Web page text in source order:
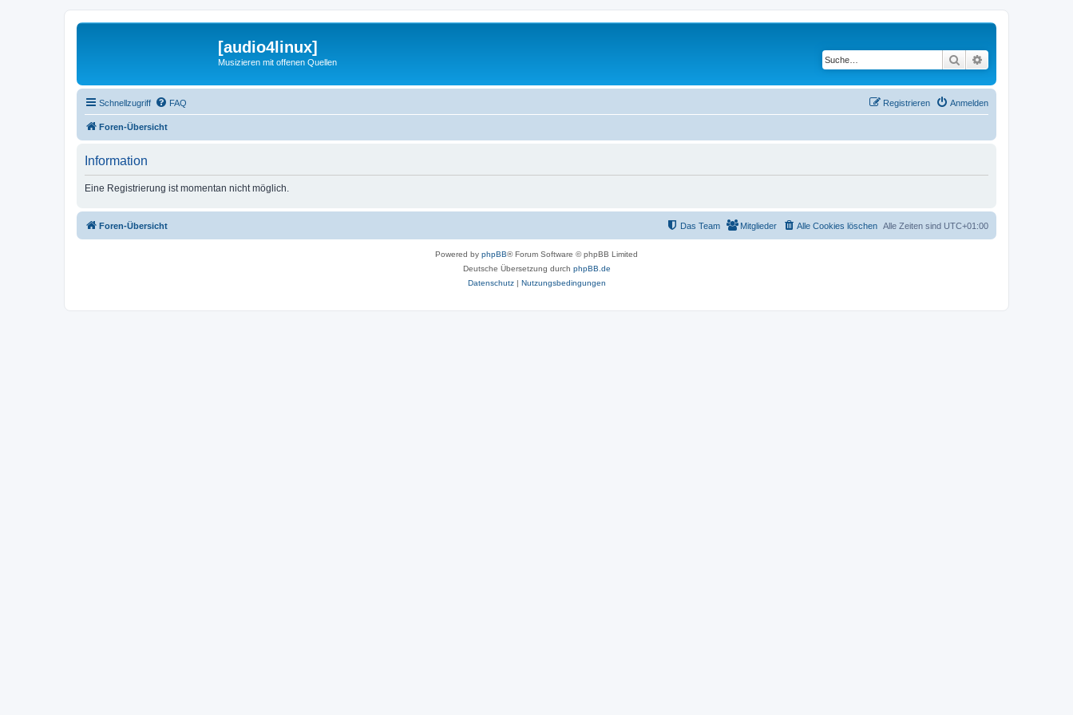
[audio4linux]
Musizieren mit offenen Quellen Suche
Schnellzugriff FAQ Anmelden
Registrieren
Foren-Übersicht
Information
Eine Registrierung ist momentan nicht möglich.
Foren-Übersicht Alle Zeiten sind UTC+01:00
Alle Cookies löschen
Mitglieder
Das Team
Powered by phpBB® Forum Software © phpBB Limited
Deutsche Übersetzung durch phpBB.de
Datenschutz| Nutzungsbedingungen